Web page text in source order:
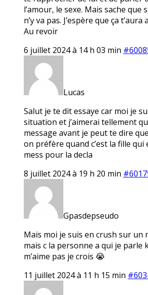
l’amour, le sexe. Mais sache que
n’y va pas. J’espère que ça t’aura
Au revoir
6 juillet 2024 à 14 h 03 min
Lucas
Salut je te dit essaye car moi je
situation et j’aimerai tellement
message avant je peut te dire
on préfère quand c’est la fille
mess pour la decla
8 juillet 2024 à 19 h 20 min
Gpasdepseudo
Mais moi je suis en crush sur un
mais c la personne a qui je parle
m’aime pas je crois 😭
11 juillet 2024 à 11 h 15 min